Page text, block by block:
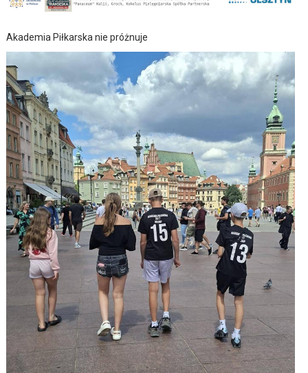
Akademia Piłkarska nie próżnuje